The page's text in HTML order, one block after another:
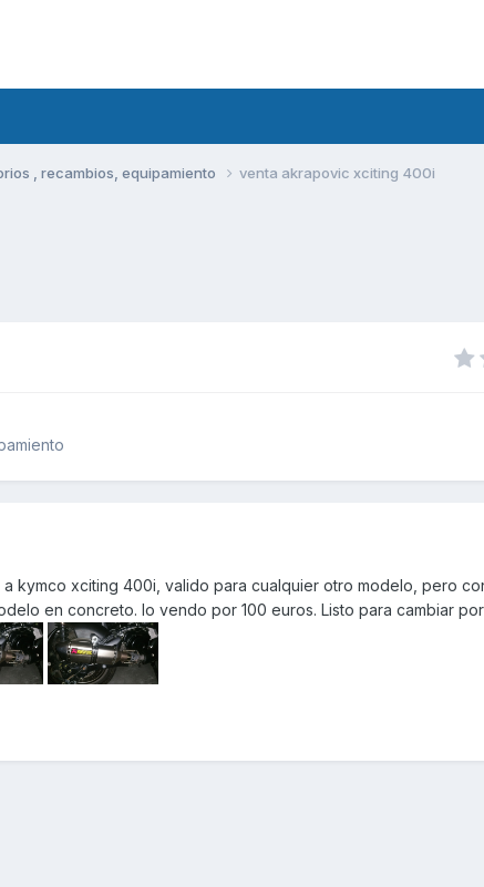
, recambios, equipamiento venta akrapovic xciting 400i
kymco xciting 400i, valido para cualquier otro modelo, pero
en concreto. lo vendo por 100 euros. Listo para cambiar